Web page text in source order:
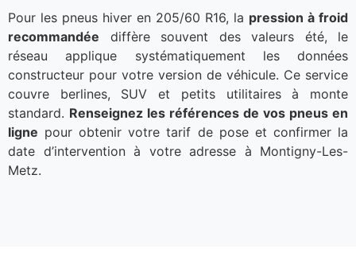
Pour les pneus hiver en 205/60 R16, la pression à froid
recommandée diffère souvent des valeurs été, le
réseau applique systématiquement les données
constructeur pour votre version de véhicule. Ce service
couvre berlines, SUV et petits utilitaires à monte
standard. Renseignez les références de vos pneus en
ligne pour obtenir votre tarif de pose et confirmer la
date d’intervention à votre adresse à Montigny-Les-
Metz.